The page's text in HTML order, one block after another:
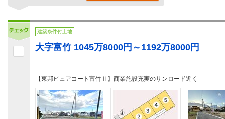
建築条件付土地
大字富竹 1045万8000円～1192万8000円
【東邦ピュアコート富竹Ⅱ】商業施設充実のサンロード近く